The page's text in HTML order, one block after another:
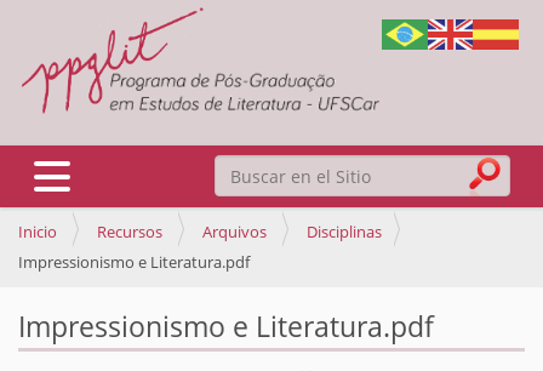
Buscar
Búsqueda Avanzada…
Mostrar/Ocultar navegación
Inicio Recursos Arquivos
Disciplinas
Impressionismo e Literatura.pdf
Impressionismo e Literatura.pdf